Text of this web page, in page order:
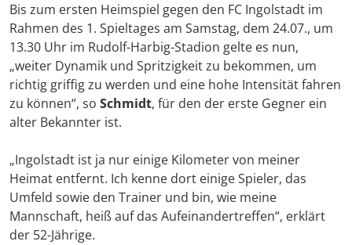
Bis zum ersten Heimspiel gegen den FC Ingolstadt im
Rahmen des 1. Spieltages am Samstag, dem 24.07., um
13.30 Uhr im Rudolf-Harbig-Stadion gelte es nun,
„weiter Dynamik und Spritzigkeit zu bekommen, um
richtig griffig zu werden und eine hohe Intensität fahren
zu können“, so Schmidt, für den der erste Gegner ein
alter Bekannter ist.
„Ingolstadt ist ja nur einige Kilometer von meiner
Heimat entfernt. Ich kenne dort einige Spieler, das
Umfeld sowie den Trainer und bin, wie meine
Mannschaft, heiß auf das Aufeinandertreffen“, erklärt
der 52-Jährige.